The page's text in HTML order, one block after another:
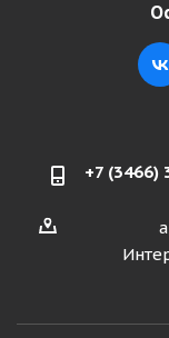
+7 (3466)